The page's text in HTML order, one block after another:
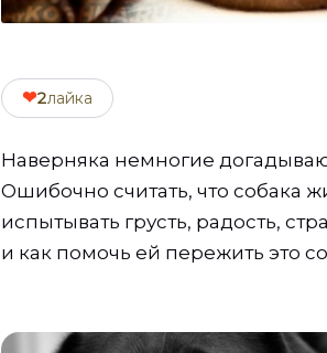
❤2лайка
Наверняка немногие
Ошибочно считать, что собака
испытывать грусть, радость,
и как помочь ей пережить это